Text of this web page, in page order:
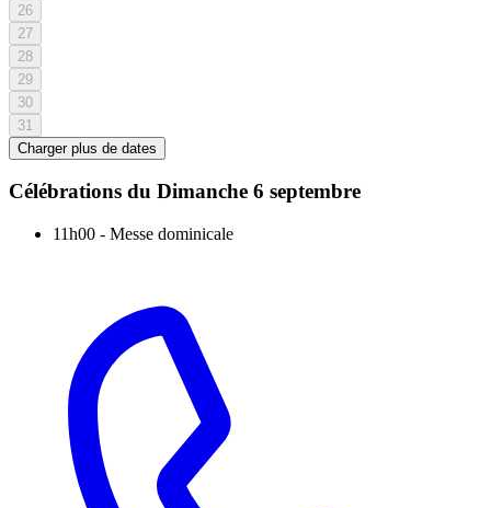
26
27
28
29
30
31
Charger plus de dates
Célébrations du Dimanche 6 septembre
11h00 - Messe dominicale